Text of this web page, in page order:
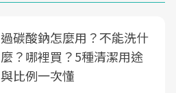
過碳酸鈉怎麼用？不能洗什
麼？哪裡買？5種清潔用途
與比例一次懂